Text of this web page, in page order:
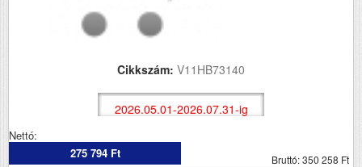
Cikkszám: V11HB73140
2026.05.01-2026.07.31-ig
Nettó:
275 794 Ft
Bruttó: 350 258 Ft